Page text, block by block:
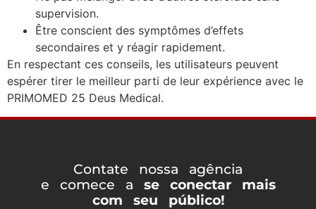
supervision.
Être conscient des symptômes d’effets
secondaires et y réagir rapidement.
En respectant ces conseils, les utilisateurs peuvent
espérer tirer le meilleur parti de leur expérience avec le
PRIMOMED 25 Deus Medical.
Contate nossa agência
e comece a se conectar mais
com seu público!